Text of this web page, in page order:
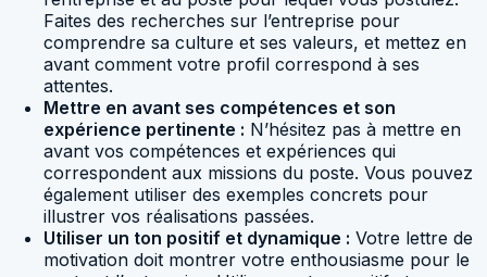
Faites des recherches sur l’entreprise pour
comprendre sa culture et ses valeurs, et mettez en
avant comment votre profil correspond à ses
attentes.
Mettre en avant ses compétences et son
expérience pertinente : N’hésitez pas à mettre en
avant vos compétences et expériences qui
correspondent aux missions du poste. Vous pouvez
également utiliser des exemples concrets pour
illustrer vos réalisations passées.
Utiliser un ton positif et dynamique : Votre lettre de
motivation doit montrer votre enthousiasme pour le